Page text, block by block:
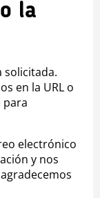
la
solicitada.
en la URL o
para
electrónico
y nos